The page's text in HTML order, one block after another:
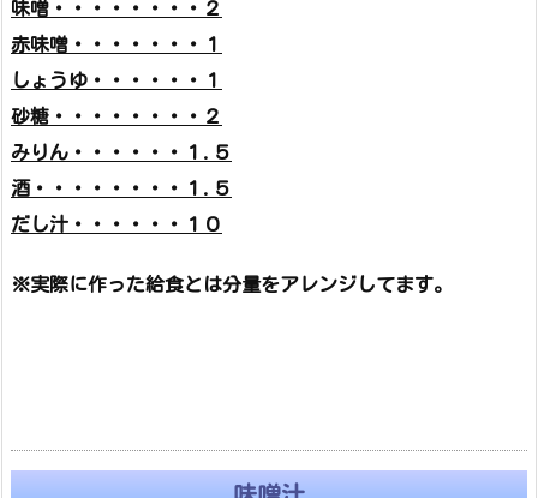
味噌・・・・・・・・２
赤味噌・・・・・・・１
しょうゆ・・・・・・１
砂糖・・・・・・・・２
みりん・・・・・・１.５
酒・・・・・・・・１.５
だし汁・・・・・・１０
※実際に作った給食とは分量をアレンジしてます。